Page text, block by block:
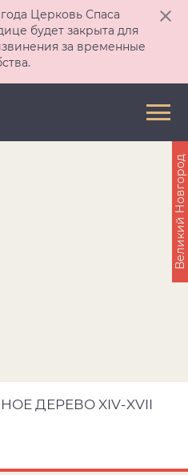
года Церковь Спаса
будет закрыта для
за временные
ДЕРЕВО XIV-XVII
Великий Новгород